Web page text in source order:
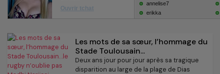
Les mots de sa sœur, l’hommage du
Stade Toulousain...
Deux ans jour pour jour après sa tragique
disparition au large de la plage de Dias